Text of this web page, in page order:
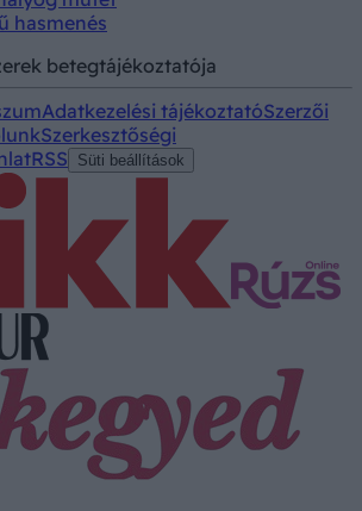
hasmenés
betegtájékoztatója
Adatkezelési tájékoztatóSzerzői
Szerkesztőségi
RSS Süti beállítások